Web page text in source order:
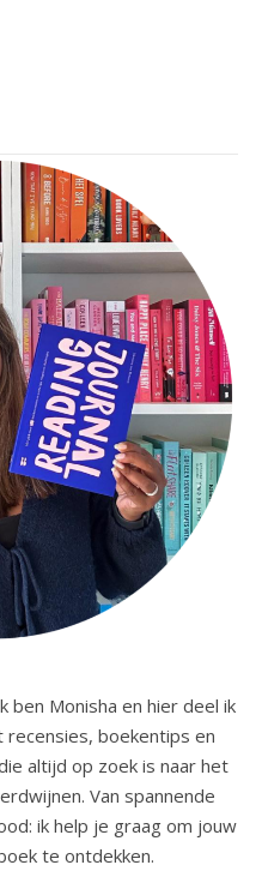
ben Monisha en hier deel ik
boekentips en
altijd op zoek is naar het
Van spannende
ik help je graag om jouw
te ontdekken.